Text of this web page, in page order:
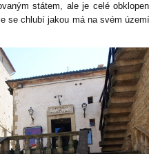
státem, ale je celé
se chlubí jakou má na svém